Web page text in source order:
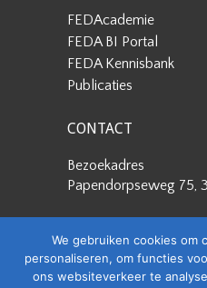
FEDAcademie
FEDA BI Portal
FEDA Kennisbank
Publicaties
CONTACT
Bezoekadres
Papendorpseweg 75,
Papendorpseweg
Stuur een e-mail
We gebruiken cookies om
personaliseren, om functies
ons websiteverkeer te